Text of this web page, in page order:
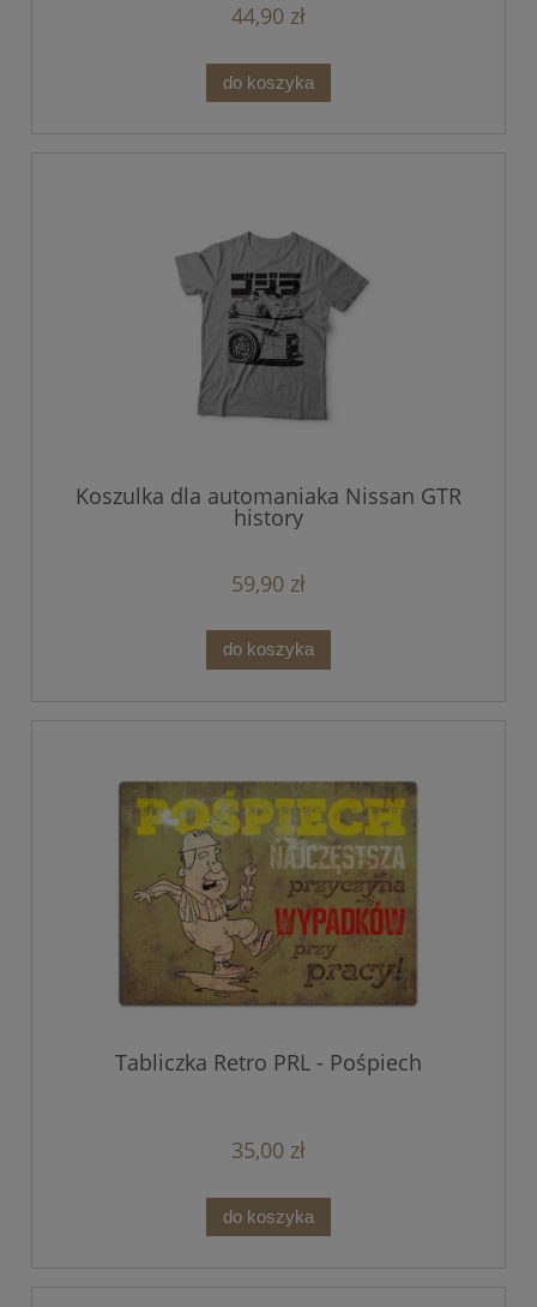
44,90 zł
do koszyka
Koszulka dla automaniaka Nissan GTR
history
59,90 zł
do koszyka
Tabliczka Retro PRL - Pośpiech
35,00 zł
do koszyka